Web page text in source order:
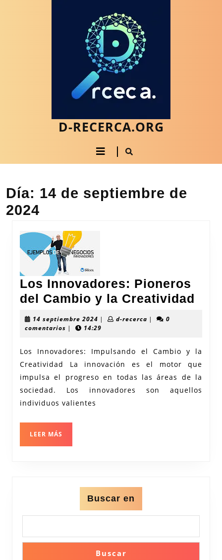
D-RECERCA.ORG
Botón
apertura
Día: 14 de septiembre de
2024
Los Innovadores: Pioneros
del Cambio y la Creatividad
y
la
14 septiembre 2024 14
septiembre
| d-recercad-|
0
comentarios | 14:29
Los Innovadores: Impulsando el Cambio y la
Creatividad La innovación es el motor que
impulsa el progreso en todas las áreas de la
sociedad. Los innovadores son aquellos
individuos valientes
LEER MÁS
Buscar en
Buscar